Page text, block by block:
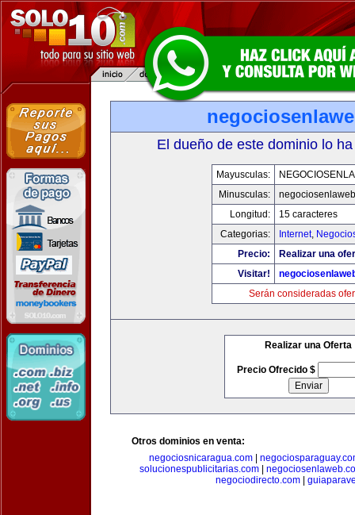
El dueño de este dominio lo
Mayusculas:
Minusculas:
Longitud:
15 caracteres
Categorias:
Internet,
Precio:
Realizar una
Visitar!
Serán consideradas
Realizar una Oferta
Precio Ofrecido $
Otros dominios en venta:
negociosnicaragua.com
solucionespublicitarias.com
negociodirecto.com